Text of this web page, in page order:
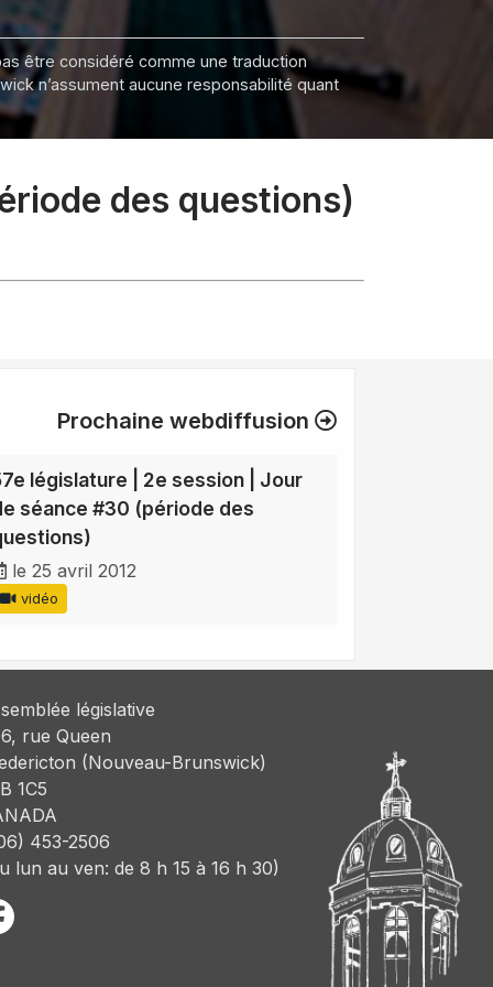
être considéré comme une traduction
n’assument aucune responsabilité quant
des questions)
Prochaine webdiffusion
législature | 2e session | Jour
séance #30 (période des
le 25 avril 2012
vidéo
législative
rue Queen
(Nouveau-Brunswick)
1C5
453-2506
lun au ven: de 8 h 15 à 16 h 30)